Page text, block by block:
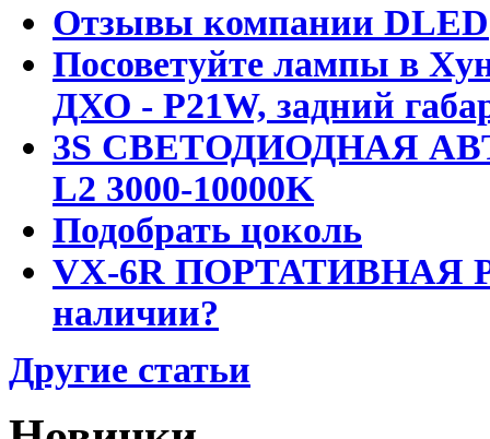
Отзывы компании DLED
Посоветуйте лампы в
ДХО - P21W, задний
3S СВЕТОДИОДНАЯ
L2 3000-10000K
Подобрать цоколь
VX-6R ПОРТАТИВНАЯ
наличии?
Другие статьи